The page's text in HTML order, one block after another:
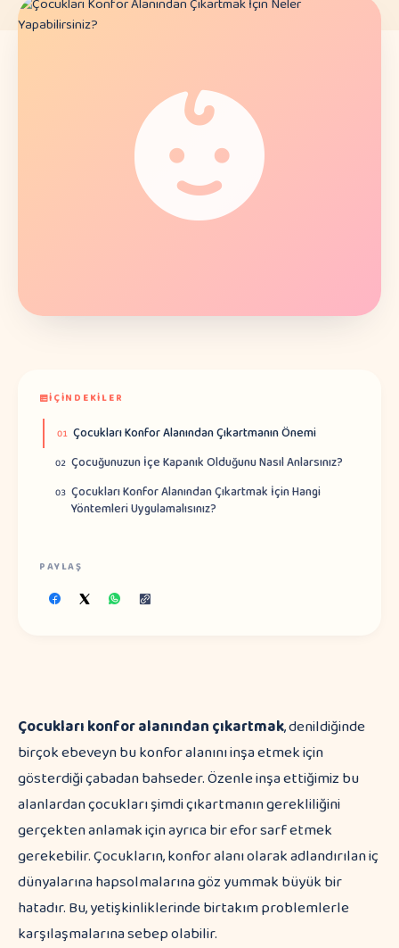
İÇINDEKILER
01 Çocukları Konfor Alanından Çıkartmanın Önemi
02 Çocuğunuzun İçe Kapanık Olduğunu Nasıl Anlarsınız?
03 Çocukları Konfor Alanından Çıkartmak İçin Hangi
Yöntemleri Uygulamalısınız?
PAYLAŞ
Çocukları konfor alanından çıkartmak, denildiğinde
birçok ebeveyn bu konfor alanını inşa etmek için
gösterdiği çabadan bahseder. Özenle inşa ettiğimiz bu
alanlardan çocukları şimdi çıkartmanın gerekliliğini
gerçekten anlamak için ayrıca bir efor sarf etmek
gerekebilir. Çocukların, konfor alanı olarak adlandırılan iç
dünyalarına hapsolmalarına göz yummak büyük bir
hatadır. Bu, yetişkinliklerinde birtakım problemlerle
karşılaşmalarına sebep olabilir.